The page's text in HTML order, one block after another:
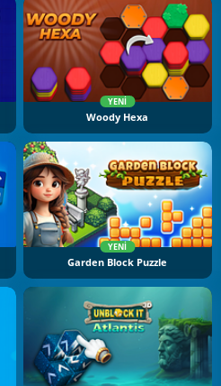
YENI
Woody Hexa
YENI
Garden Block Puzzle